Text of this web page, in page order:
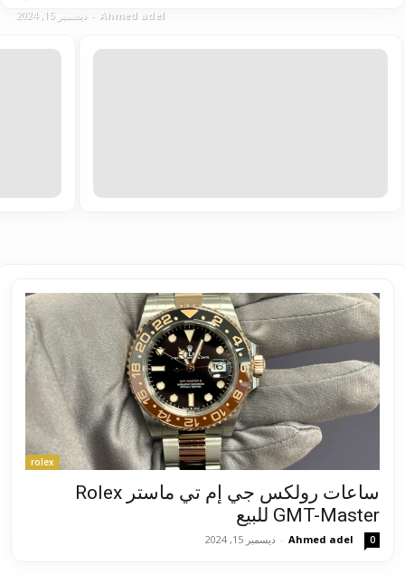
Ahmed adel
- ديسمبر 15, 2024
rolex
ساعات رولكس جي إم تي ماستر Rolex
GMT-Master للبيع
Ahmed adel
- ديسمبر 15, 2024 0